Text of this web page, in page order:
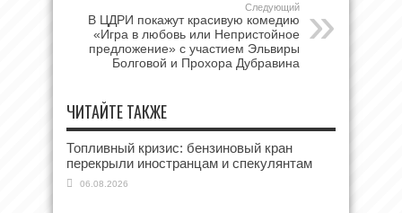
Следующий
В ЦДРИ покажут красивую комедию
«Игра в любовь или Непристойное
предложение» с участием Эльвиры
Болговой и Прохора Дубравина
ЧИТАЙТЕ ТАКЖЕ
Топливный кризис: бензиновый кран
перекрыли иностранцам и спекулянтам
06.08.2026